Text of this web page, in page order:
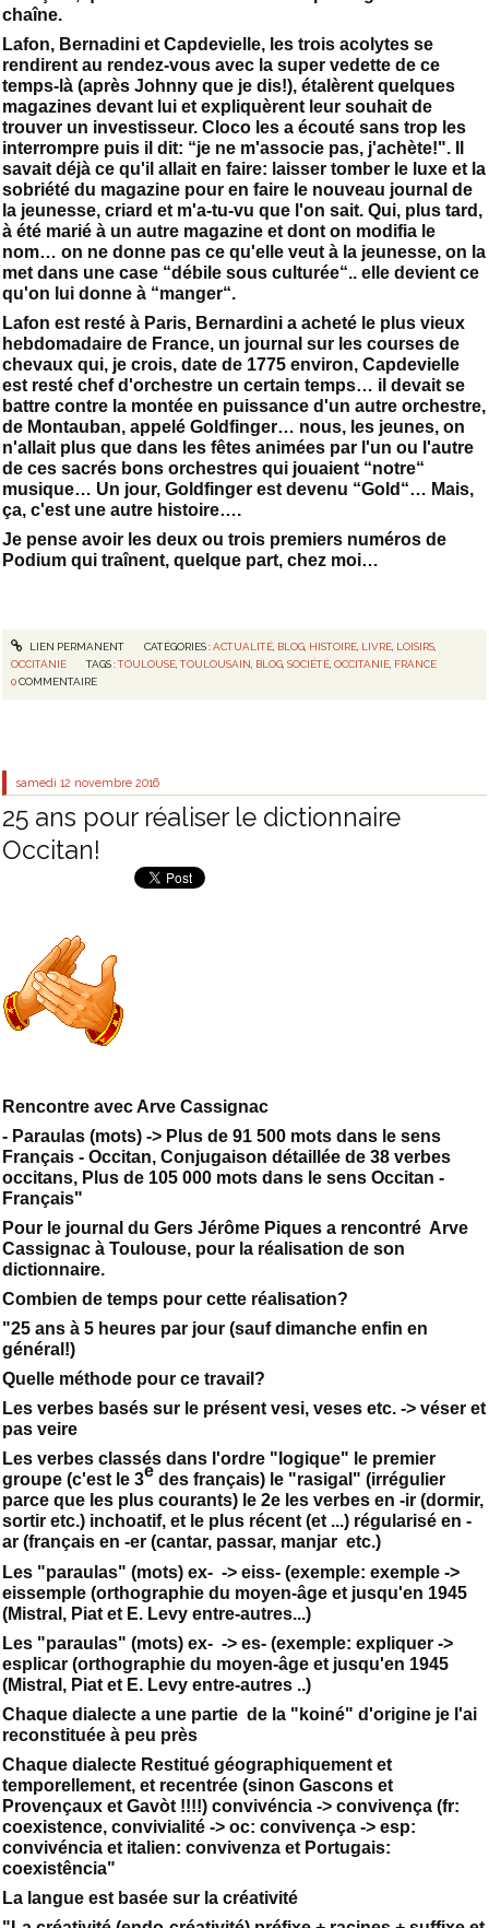
chaîne.
Lafon, Bernadini et Capdevielle, les trois acolytes se
rendirent au rendez-vous avec la super vedette de ce
temps-là (après Johnny que je dis!), étalèrent quelques
magazines devant lui et expliquèrent leur souhait de
trouver un investisseur. Cloco les a écouté sans trop les
interrompre puis il dit: “je ne m'associe pas, j'achète!". Il
savait déjà ce qu'il allait en faire: laisser tomber le luxe et la
sobriété du magazine pour en faire le nouveau journal de
la jeunesse, criard et m'a-tu-vu que l'on sait. Qui, plus tard,
à été marié à un autre magazine et dont on modifia le
nom… on ne donne pas ce qu'elle veut à la jeunesse, on la
met dans une case “débile sous culturée“.. elle devient ce
qu'on lui donne à “manger“.
Lafon est resté à Paris, Bernardini a acheté le plus vieux
hebdomadaire de France, un journal sur les courses de
chevaux qui, je crois, date de 1775 environ, Capdevielle
est resté chef d'orchestre un certain temps… il devait se
battre contre la montée en puissance d'un autre orchestre,
de Montauban, appelé Goldfinger… nous, les jeunes, on
n'allait plus que dans les fêtes animées par l'un ou l'autre
de ces sacrés bons orchestres qui jouaient “notre“
musique… Un jour, Goldfinger est devenu “Gold“… Mais,
ça, c'est une autre histoire….
Je pense avoir les deux ou trois premiers numéros de
Podium qui traînent, quelque part, chez moi…
LIEN PERMANENT CATÉGORIES :ACTUALITÉ, BLOG, HISTOIRE, LIVRE, LOISIRS,
OCCITANIE
TAGS :TOULOUSE ,TOULOUSAIN BLOG ,SOCIÉTÉ ,OCCITANIE FRANCE
0COMMENTAIRE
samedi 12 novembre 2016
25 ans pour réaliser le dictionnaire
Occitan!
Rencontre avec Arve Cassignac
- Paraulas (mots) -> Plus de 91 500 mots dans le sens
Français - Occitan, Conjugaison détaillée de 38 verbes
occitans, Plus de 105 000 mots dans le sens Occitan -
Français"
Pour le journal du Gers Jérôme Piques a rencontré Arve
Cassignac à Toulouse, pour la réalisation de son
dictionnaire.
Combien de temps pour cette réalisation?
"25 ans à 5 heures par jour (sauf dimanche enfin en
général!)
Quelle méthode pour ce travail?
Les verbes basés sur le présent vesi, veses etc. -> véser et
pas veire
Les verbes classés dans l'ordre "logique" le premier
groupe (c'est le 3e des français) le "rasigal" (irrégulier
parce que les plus courants) le 2e les verbes en -ir (dormir,
sortir etc.) inchoatif, et le plus récent (et ...) régularisé en -
ar (français en -er (cantar, passar, manjar etc.)
Les "paraulas" (mots) ex- -> eiss- (exemple: exemple ->
eissemple (orthographie du moyen-âge et jusqu'en 1945
(Mistral, Piat et E. Levy entre-autres...)
Les "paraulas" (mots) ex- -> es- (exemple: expliquer ->
esplicar (orthographie du moyen-âge et jusqu'en 1945
(Mistral, Piat et E. Levy entre-autres ..)
Chaque dialecte a une partie de la "koiné" d'origine je l'ai
reconstituée à peu près
Chaque dialecte Restitué géographiquement et
temporellement, et recentrée (sinon Gascons et
Provençaux et Gavòt !!!!) convivéncia -> convivença (fr:
coexistence, convivialité -> oc: convivença -> esp:
convivéncia et italien: convivenza et Portugais:
coexistência"
La langue est basée sur la créativité